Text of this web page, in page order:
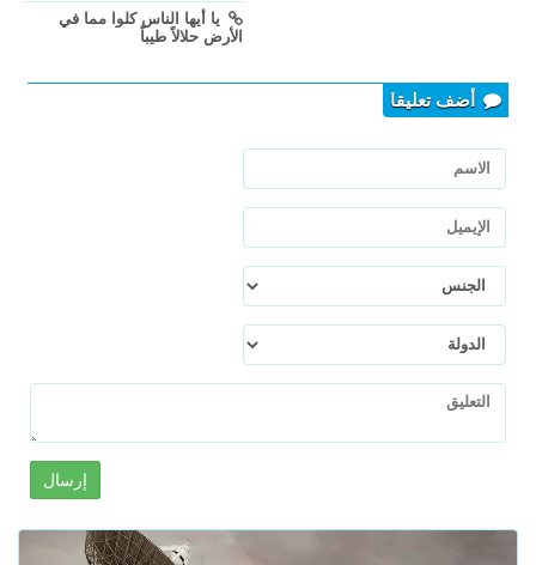
يا أيها الناس كلوا مما في
الأرض حلالاً طيباً
أضف تعليقا
إرسال